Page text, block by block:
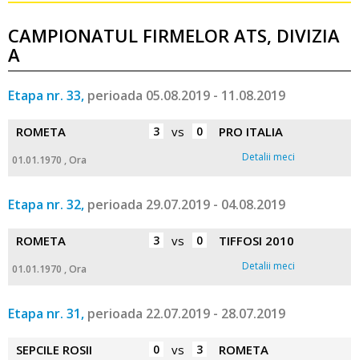
CAMPIONATUL FIRMELOR ATS, DIVIZIA
A
Etapa nr. 33, perioada 05.08.2019 - 11.08.2019
ROMETA 3 vs 0 PRO ITALIA
01.01.1970 , Ora Detalii meci
Etapa nr. 32, perioada 29.07.2019 - 04.08.2019
ROMETA 3 vs 0 TIFFOSI 2010
01.01.1970 , Ora Detalii meci
Etapa nr. 31, perioada 22.07.2019 - 28.07.2019
SEPCILE ROSII 0 vs 3 ROMETA